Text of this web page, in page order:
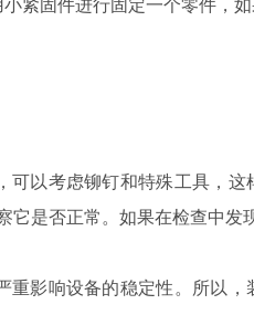
可以考虑铆钉和特殊工具，
是否正常。如果在检查中发
影响设备的稳定性。所以，